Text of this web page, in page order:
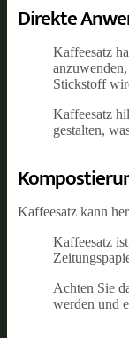
Direkte
Kaffeesatz
Stickstoff
Kaffeesatz
gestalten,
Kaffeesatz kann
Kaffeesatz
Achten Sie
werden und